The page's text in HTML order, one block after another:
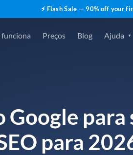
⚡ Flash Sale — 90% off your
Preços Blog Ajuda
Google
para